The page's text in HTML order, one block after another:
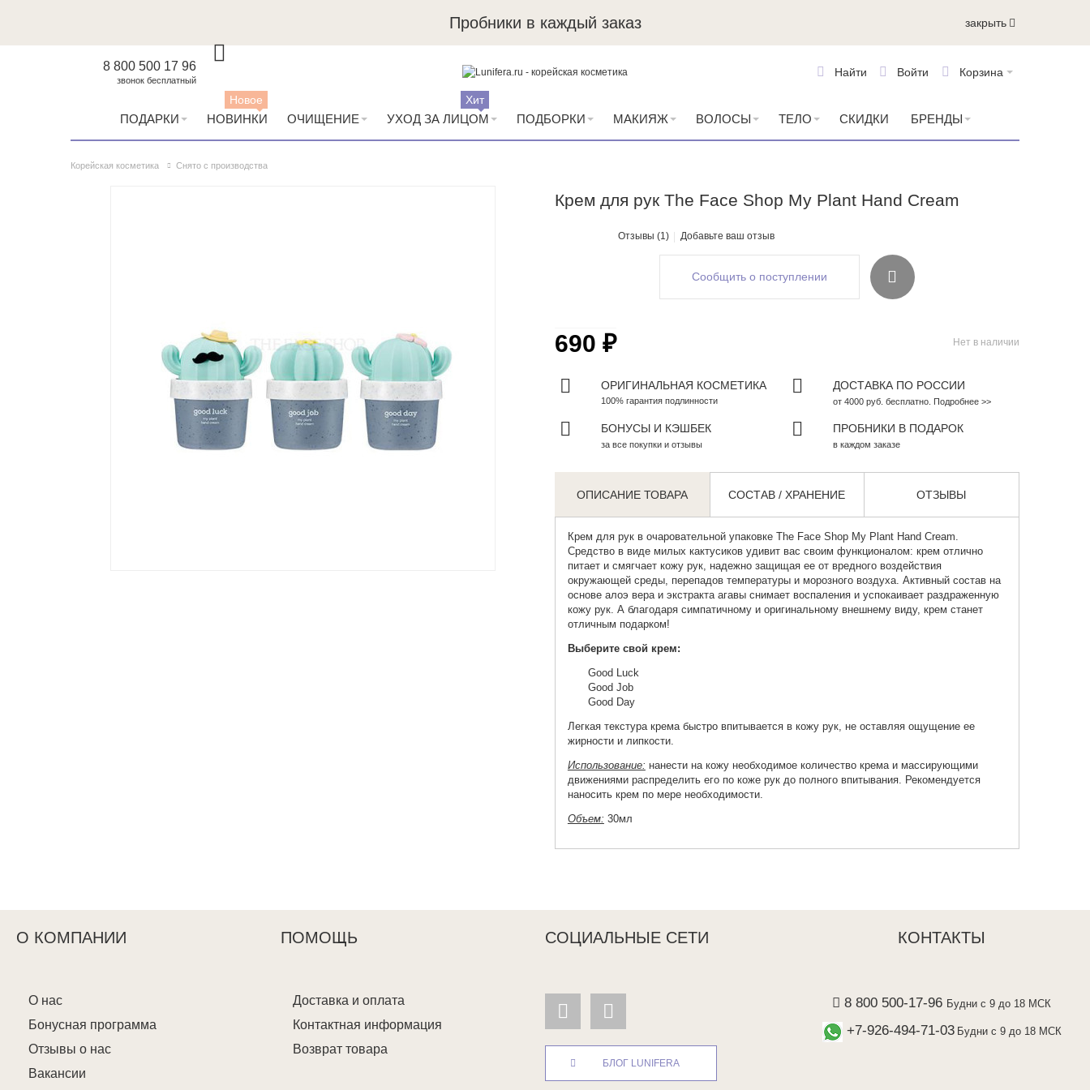
Пробники в каждый заказ закрыть
8 800 500 17 96
звонок бесплатный
Корзина
Войти
Найти
ПОДАРКИ НОВИНКИ
Новое
ОЧИЩЕНИЕ УХОД ЗА ЛИЦОМ
Хит
ПОДБОРКИ МАКИЯЖ ВОЛОСЫ ТЕЛО СКИДКИ БРЕНДЫ
Корейская косметика Снято с производства
Крем для рук The Face Shop My Plant Hand Cream
Отзывы (1) Добавьте ваш отзыв
Сообщить о поступлении
Нет в наличии
690 ₽
ОРИГИНАЛЬНАЯ КОСМЕТИКА
100% гарантия подлинности
ДОСТАВКА ПО РОССИИ
от 4000 руб. бесплатно. Подробнее >>
БОНУСЫ И КЭШБЕК
за все покупки и отзывы
ПРОБНИКИ В ПОДАРОК
в каждом заказе
ОПИСАНИЕ ТОВАРА СОСТАВ / ХРАНЕНИЕ ОТЗЫВЫ
Крем для рук в очаровательной упаковкеThe Face Shop My Plant Hand Cream.
Средство в виде милых кактусиков удивит вас своим функционалом: крем отлично
питает и смягчает кожу рук, надежно защищая ее от вредного воздействия
окружающей среды, перепадов температуры и морозного воздуха. Активный состав на
основе алоэ вера и экстракта агавы снимает воспаления и успокаивает раздраженную
кожу рук. А благодаря симпатичному и оригинальному внешнему виду, крем станет
отличным подарком!
Выберите свой крем:
Good Luck
Good Job
Good Day
Легкая текстура крема быстро впитывается в кожу рук, не оставляя ощущение ее
жирности и липкости.
Использование: нанести на кожу необходимое количество крема и массирующими
движениями распределить его по коже рук до полного впитывания. Рекомендуется
наносить крем по мере необходимости.
Объем: 30мл
О КОМПАНИИ ПОМОЩЬ СОЦИАЛЬНЫЕ СЕТИ КОНТАКТЫ
О нас
Бонусная программа
Отзывы о нас
Вакансии
Доставка и оплата
Контактная информация
Возврат товара
БЛОГ LUNIFERA
8 800 500-17-96 Будни с 9 до 18 МСК
+7-926-494-71-03 Будни с 9 до 18 МСК